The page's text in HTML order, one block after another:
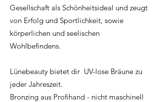
Gesellschaft als Schönheitsideal und zeugt
von Erfolg und Sportlichkeit, sowie
körperlichen und seelischen
Wohlbefindens.
Lünebeauty bietet dir UV-lose Bräune zu
jeder Jahreszeit.
Bronzing aus Profihand - nicht maschinell